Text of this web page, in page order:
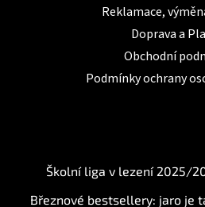
Reklamace,
Doprava a
Obchodní
Podmínky ochrany
Školní liga v lezení 2025/
Březnové bestsellery: jaro je